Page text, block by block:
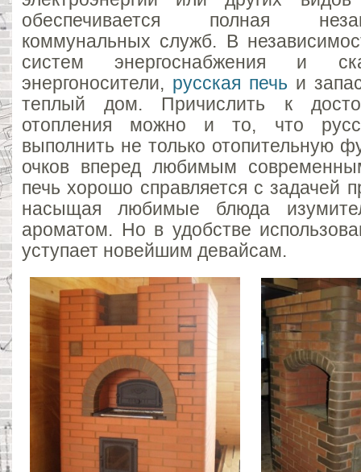
обеспечивается полная
коммунальных служб. В
систем энергоснабжения и
энергоносители, русская печь и
теплый дом. Причислить к
отопления можно и то, что
выполнить не только отопительную
очков вперед любимым
печь хорошо справляется с задачей
насыщая любимые блюда
ароматом. Но в удобстве
уступает новейшим девайсам.